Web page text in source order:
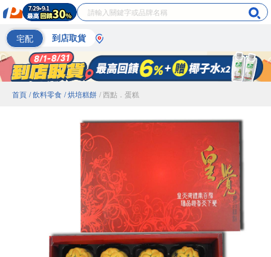
宅配 到店取貨
首頁 / 飲料零食 / 烘培糕餅 / 西點．蛋糕